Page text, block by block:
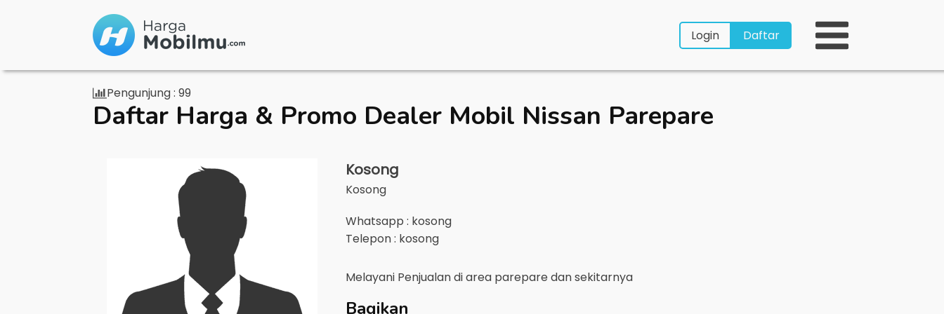
Login Daftar
Pengunjung : 99
Daftar Harga & Promo Dealer Mobil Nissan Parepare
Kosong
Kosong
Whatsapp : kosong
Telepon : kosong
Melayani Penjualan di area parepare dan sekitarnya
Bagikan